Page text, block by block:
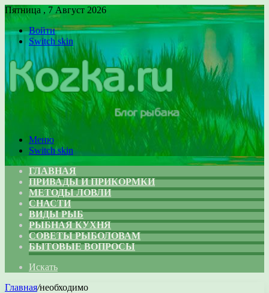
Пятница , 7 Август 2026
Войти
Switch skin
Меню
Switch skin
ГЛАВНАЯ
ПРИВАДЫ И ПРИКОРМКИ
МЕТОДЫ ЛОВЛИ
СНАСТИ
ВИДЫ РЫБ
РЫБНАЯ КУХНЯ
СОВЕТЫ РЫБОЛОВАМ
БЫТОВЫЕ ВОПРОСЫ
Искать
Главная/необходимо